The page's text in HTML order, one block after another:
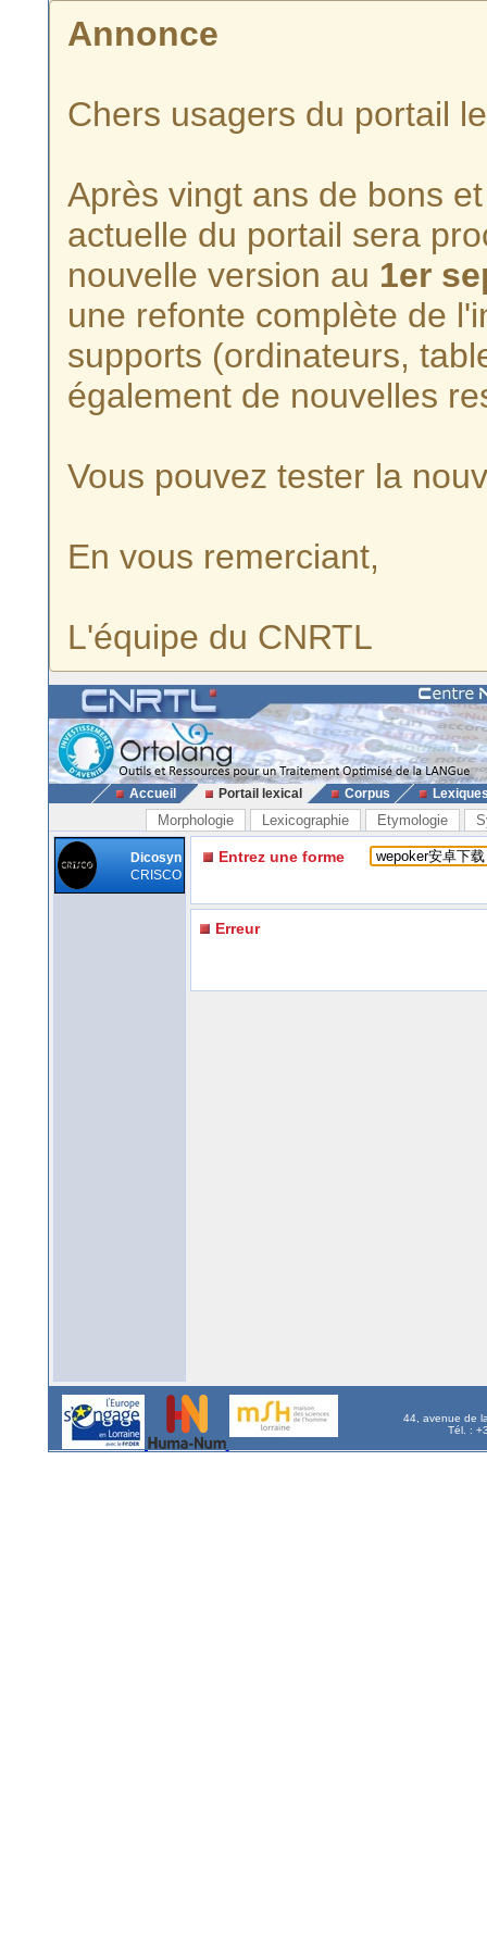
Annonce
Chers usagers du portail
Après vingt ans de bons
actuelle du portail sera
nouvelle version au 1er
une refonte complète de
supports (ordinateurs,
également de nouvelles
Vous pouvez tester la
En vous remerciant,
L'équipe du CNRTL
Accueil Portail lexical Corpus
Morphologie Lexicographie Etymologie
Dicosyn
CRISCO
Entrez une forme
Erreur
44, avenue de
Tél. :